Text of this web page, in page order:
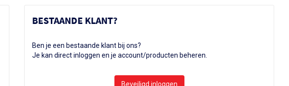
BESTAANDE KLANT?
Ben je een bestaande klant bij ons?
Je kan direct inloggen en je account/producten beheren.